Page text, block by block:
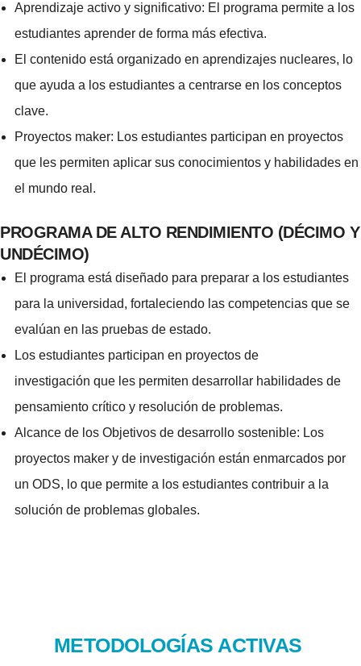
Aprendizaje activo y significativo: El programa permite a los
estudiantes aprender de forma más efectiva.
El contenido está organizado en aprendizajes nucleares, lo
que ayuda a los estudiantes a centrarse en los conceptos
clave.
Proyectos maker: Los estudiantes participan en proyectos
que les permiten aplicar sus conocimientos y habilidades en
el mundo real.
PROGRAMA DE ALTO RENDIMIENTO (DÉCIMO Y
UNDÉCIMO)
El programa está diseñado para preparar a los estudiantes
para la universidad, fortaleciendo las competencias que se
evalúan en las pruebas de estado.
Los estudiantes participan en proyectos de
investigación que les permiten desarrollar habilidades de
pensamiento crítico y resolución de problemas.
Alcance de los Objetivos de desarrollo sostenible: Los
proyectos maker y de investigación están enmarcados por
un ODS, lo que permite a los estudiantes contribuir a la
solución de problemas globales.
METODOLOGÍAS ACTIVAS